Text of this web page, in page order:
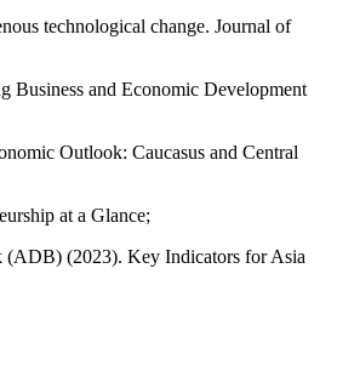
technological change. Journal of
Business and Economic Development
Outlook: Caucasus and Central
at a Glance;
(ADB) (2023). Key Indicators for Asia